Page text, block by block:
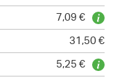
7,09 €
31,50 €
5,25 €